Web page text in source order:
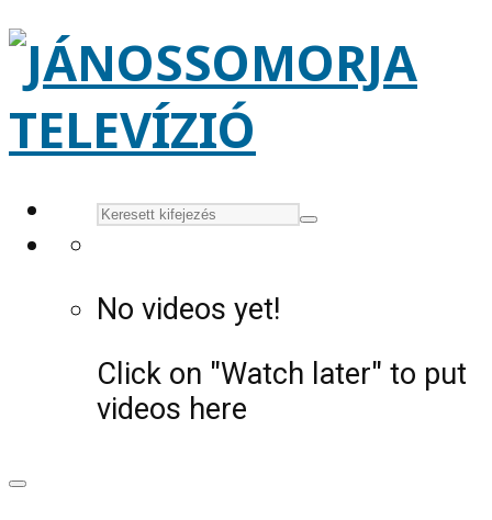
No videos yet!
Click on "Watch later" to put
videos here